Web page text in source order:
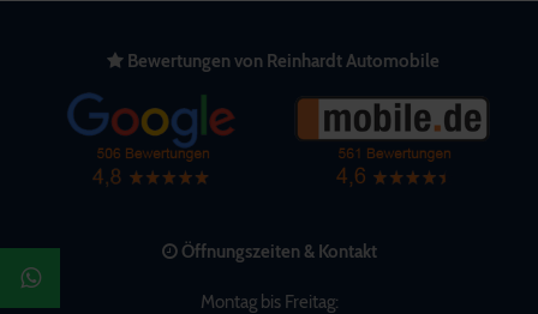
Bewertungen von Reinhardt Automobile
Öffnungszeiten & Kontakt
Montag bis Freitag: